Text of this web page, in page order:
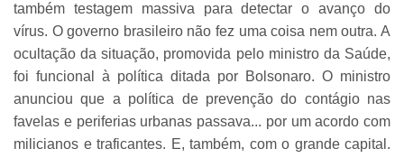
também testagem massiva para detectar o avanço do
vírus. O governo brasileiro não fez uma coisa nem outra. A
ocultação da situação, promovida pelo ministro da Saúde,
foi funcional à política ditada por Bolsonaro. O ministro
anunciou que a política de prevenção do contágio nas
favelas e periferias urbanas passava... por um acordo com
milicianos e traficantes. E, também, com o grande capital.